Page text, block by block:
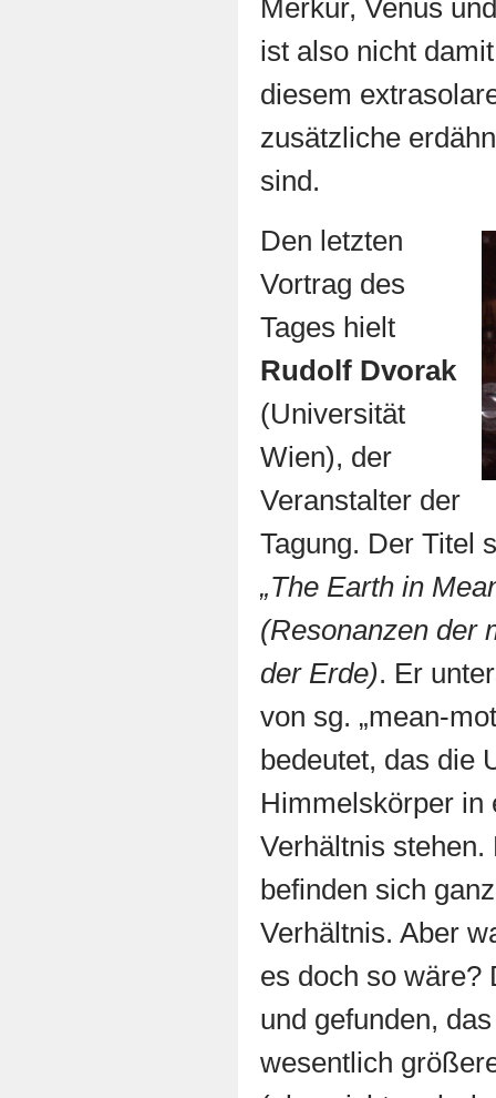
Merkur, Venus
ist also nicht
diesem
zusätzliche
sind.
Den letzten
Vortrag des
Tages hielt
Rudolf Dvorak
(Universität
Wien), der
Veranstalter der
Tagung. Der Titel
„The Earth in
(Resonanzen der
der Erde). Er
von sg. „mean-
bedeutet, das die
Himmelskörper in
Verhältnis
befinden sich
Verhältnis. Aber
es doch so wäre?
und gefunden,
wesentlich